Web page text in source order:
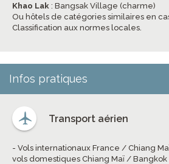
Khao Lak : Bangsak Village (charme)
Ou hôtels de catégories similaires en
Classification aux normes locales.
Infos pratiques
Transport aérien
- Vols internationaux France / Chiang
vols domestiques Chiang Maï /